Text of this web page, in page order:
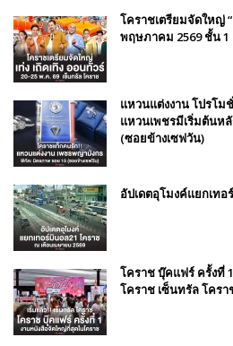
โคราชเตรียมจัดใหญ่ “
พฤษภาคม 2569 ชั้น 1
แหวนแต่งงาน โปรโม
แหวนเพชรมีเริ่มต้นห
(ซอยข้างเซฟวัน)
อัปเดตอุโมงค์แยกเท
โคราช บุ๊คแฟร์​ ครั้งที่​
โคราช เซ็นทรัล โครา